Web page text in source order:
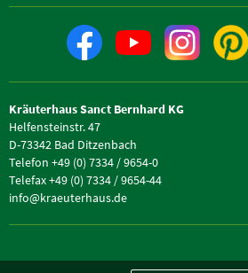
Kräuterhaus Sanct Bernhard KG
Helfensteinstr. 47
D-73342 Bad Ditzenbach
Telefon +49 (0) 7334 / 9654-0
Telefax +49 (0) 7334 / 9654-44
info@kraeuterhaus.de